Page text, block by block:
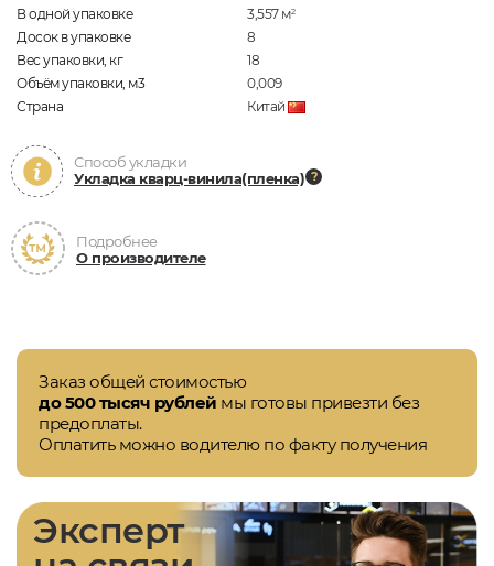
В одной упаковке
3,557 м2
Досок в упаковке
8
Вес упаковки, кг
18
Объём упаковки, м3
0,009
Страна
Китай
Способ укладки
Укладка кварц-винила(пленка)
Подробнее
О производителе
Заказ общей стоимостью
до 500 тысяч рублей мы готовы привезти без
предоплаты.
Оплатить можно водителю по факту получения
Эксперт